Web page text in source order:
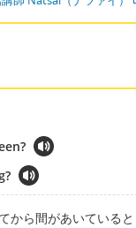
から間があいていると